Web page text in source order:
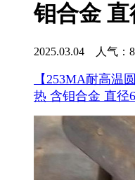
钼合金 直
2025.03.04 人气： 8
【253MA耐高温
热 含钼合金 直径